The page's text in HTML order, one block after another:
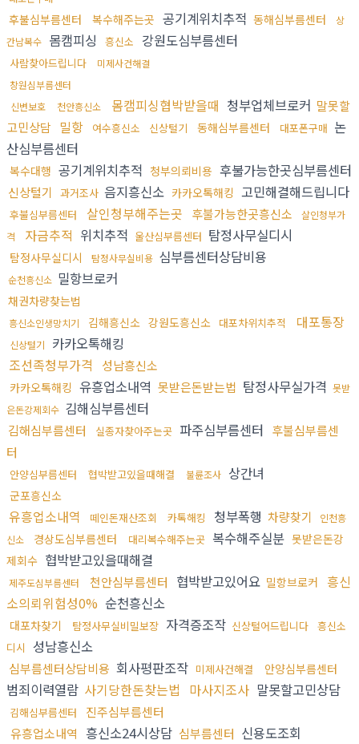
후불심부름센터 복수해주는곳 공기계위치추적 동해심부름센터
상
간남복수 몸캠피싱 흥신소 강원도심부름센터
사람찾아드립니다
미제사건해결
창원심부름센터
신변보호
천안흥신소 몸캠피싱협박받을때 청부업체브로커 말못할
고민상담 밀항 여수흥신소 신상털기 동해심부름센터 대포폰구매 논
산심부름센터
복수대행 공기계위치추적 청부의뢰비용 후불가능한곳심부름센터
신상털기 과거조사 음지흥신소 카카오톡해킹 고민해결해드립니다
후불심부름센터 살인청부해주는곳 후불가능한곳흥신소
살인청부가
격
자금추적 위치추적 울산심부름센터 탐정사무실디시
탐정사무실디시 탐정사무실비용 심부름센터상담비용
순천흥신소 밀항브로커
채권차량찾는법
흥신소인생망치기 김해흥신소 강원도흥신소 대포차위치추적 대포통장
신상털기
카카오톡해킹
조선족청부가격
성남흥신소
카카오톡해킹 유흥업소내역 못받은돈받는법 탐정사무실가격 못받
은돈강제회수 김해심부름센터
김해심부름센터 실종자찾아주는곳 파주심부름센터 후불심부름센
터
안양심부름센터 협박받고있을때해결 불륜조사 상간녀
군포흥신소
유흥업소내역 떼인돈재산조회 카톡해킹 청부폭행 차량찾기
인천흥
신소
경상도심부름센터 대리복수해주는곳 복수해주실분 못받은돈강
제회수 협박받고있을때해결
제주도심부름센터 천안심부름센터 협박받고있어요 밀항브로커
흥신
소의뢰위험성0% 순천흥신소
대포차찾기 탐정사무실비밀보장 자격증조작 신상털어드립니다 흥신소
디시 성남흥신소
심부름센터상담비용 회사평판조작 미제사건해결 안양심부름센터
범죄이력열람 사기당한돈찾는법 마사지조사 말못할고민상담
김해심부름센터
진주심부름센터
유흥업소내역 흥신소24시상담 심부름센터 신용도조회